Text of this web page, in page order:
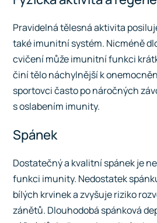
Pravidelná tělesná aktivita
také imunitní systém. Nicméně
cvičení může imunitní funkci
činí tělo náchylnější k
sportovci často po náročných
s oslabením imunity.
Spánek
Dostatečný a kvalitní spánek je
funkci imunity. Nedostatek
bílých krvinek a zvyšuje riziko
zánětů. Dlouhodobá spánková